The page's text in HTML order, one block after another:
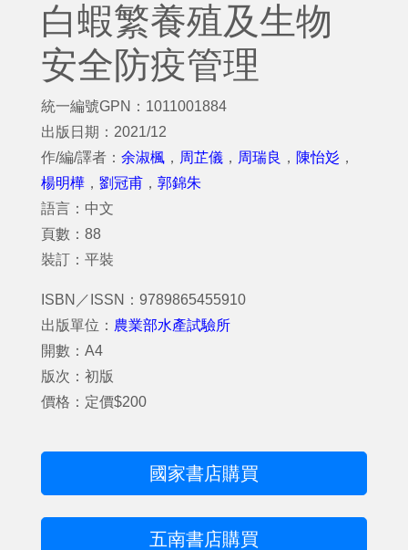
白蝦繁養殖及生物
安全防疫管理
統一編號GPN：1011001884
出版日期：2021/12
作/編/譯者： 余淑楓 ， 周芷儀 ， 周瑞良 ， 陳怡彣 ，
楊明樺 ， 劉冠甫 ， 郭錦朱
語言：中文
頁數：88
裝訂：平裝
ISBN／ISSN：9789865455910
出版單位： 農業部水產試驗所
開數：A4
版次：初版
價格：定價$200
國家書店購買
五南書店購買